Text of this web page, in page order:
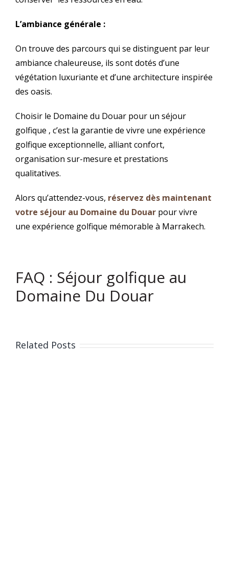
L’ambiance générale :
On trouve des parcours qui se distinguent par leur
ambiance chaleureuse, ils sont dotés d’une
végétation luxuriante et d’une architecture inspirée
des oasis.
Choisir le Domaine du Douar pour un séjour
golfique , c’est la garantie de vivre une expérience
golfique exceptionnelle, alliant confort,
organisation sur-mesure et prestations
qualitatives.
Alors qu’attendez-vous, réservez dès maintenant
votre séjour au Domaine du Douar pour vivre
une expérience golfique mémorable à Marrakech.
FAQ : Séjour golfique au
Domaine Du Douar
Related Posts